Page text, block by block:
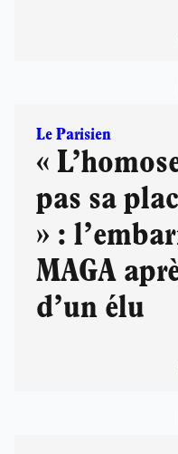
Le Parisien
«
pas sa
» :
MAGA
d’un élu